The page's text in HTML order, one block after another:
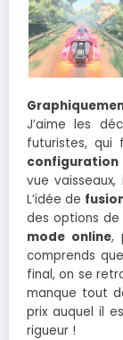
J’aime les
futuristes, qui
configuration
vue
L’idée de
des options de
mode online,
comprends
final, on se
manque tout
prix auquel il
rigueur !